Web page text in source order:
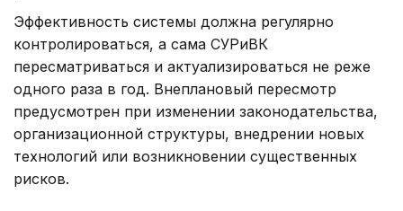
Эффективность системы должна регулярно
контролироваться, а сама СУРиВК
пересматриваться и актуализироваться не реже
одного раза в год. Внеплановый пересмотр
предусмотрен при изменении законодательства,
организационной структуры, внедрении новых
технологий или возникновении существенных
рисков.